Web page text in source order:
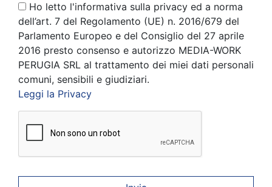
Ho letto l'informativa sulla privacy ed a norma
dell’art. 7 del Regolamento (UE) n. 2016/679 del
Parlamento Europeo e del Consiglio del 27 aprile
2016 presto consenso e autorizzo MEDIA-WORK
PERUGIA SRL al trattamento dei miei dati personali
comuni, sensibili e giudiziari.
Leggi la Privacy